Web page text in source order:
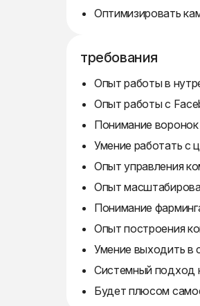
Оптимизировать
требования
Опыт работы в
Опыт работы с
Понимание воронок
Умение работать с
Опыт управления
Опыт
Понимание
Опыт построения
Умение выходить в
Системный подход
Будет плюсом